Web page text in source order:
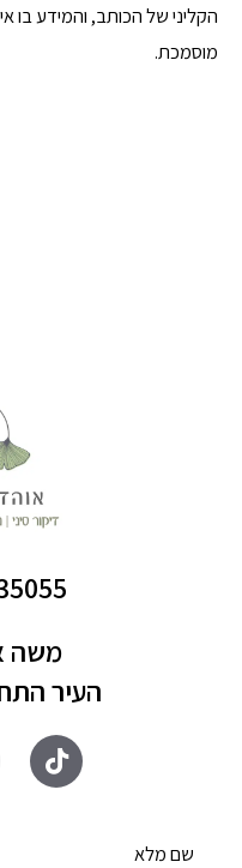
הקליני של הכותב, והמידע בו
מוסמכת.
שם מלא
משה
העיר